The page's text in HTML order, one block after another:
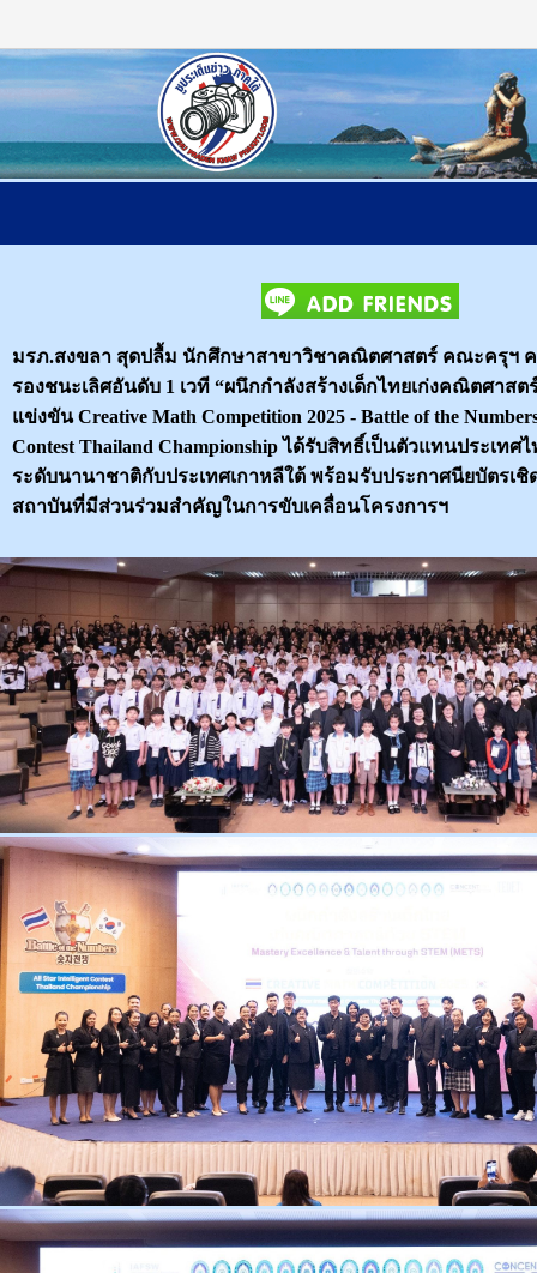
มรภ.สงขลา สุดปลื้ม นักศึกษาสาขาวิชาคณิตศาสตร์ คณะครุฯ ค
รองชนะเลิศอันดับ 1 เวที “ผนึกกำลังสร้างเด็กไทยเก่งคณิตศาสต
แข่งขัน Creative Math Competition 2025 - Battle of the
Contest Thailand Championship ได้รับสิทธิ์เป็นตัวแทนประเทศ
ระดับนานาชาติกับประเทศเกาหลีใต้ พร้อมรับประกาศนียบัตรเชิ
สถาบันที่มีส่วนร่วมสำคัญในการขับเคลื่อนโครงการฯ
หน้าแรก
ติดต่อเรา